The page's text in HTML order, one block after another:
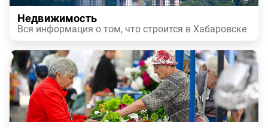
Недвижимость
Вся информация о том, что строится в Хабаровске